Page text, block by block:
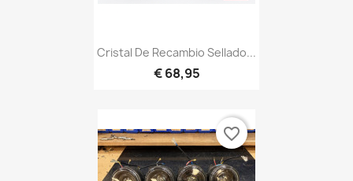
Cristal De Recambio Sellado...
€ 68,95
favorite_border